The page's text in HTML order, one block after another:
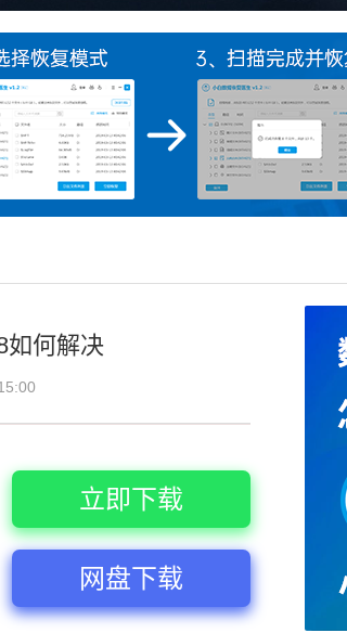
如何解决
立即下载
网盘下载